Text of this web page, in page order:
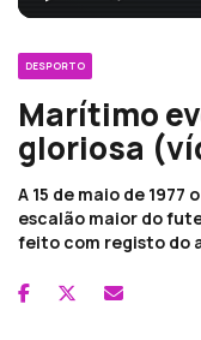
DESPORTO
Marítimo
gloriosa
A 15 de maio de
escalão maior do
feito com registo do